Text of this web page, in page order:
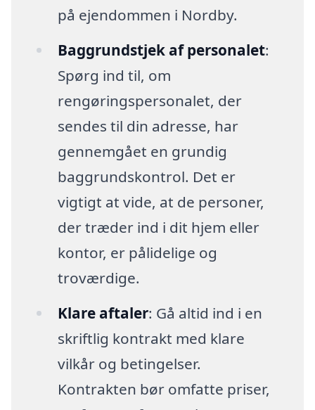
på ejendommen i Nordby.
Baggrundstjek af personalet:
Spørg ind til, om
rengøringspersonalet, der
sendes til din adresse, har
gennemgået en grundig
baggrundskontrol. Det er
vigtigt at vide, at de personer,
der træder ind i dit hjem eller
kontor, er pålidelige og
troværdige.
Klare aftaler: Gå altid ind i en
skriftlig kontrakt med klare
vilkår og betingelser.
Kontrakten bør omfatte priser,